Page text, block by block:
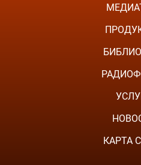
КАРТА